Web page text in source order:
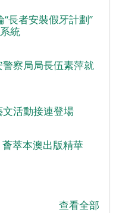
長者安裝假牙計劃”
統
察局局長伍素萍就
活動接連登場
薈萃本澳出版精華
查看全部